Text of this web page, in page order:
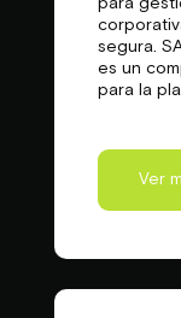
para
segura.
es un
para la
Ver